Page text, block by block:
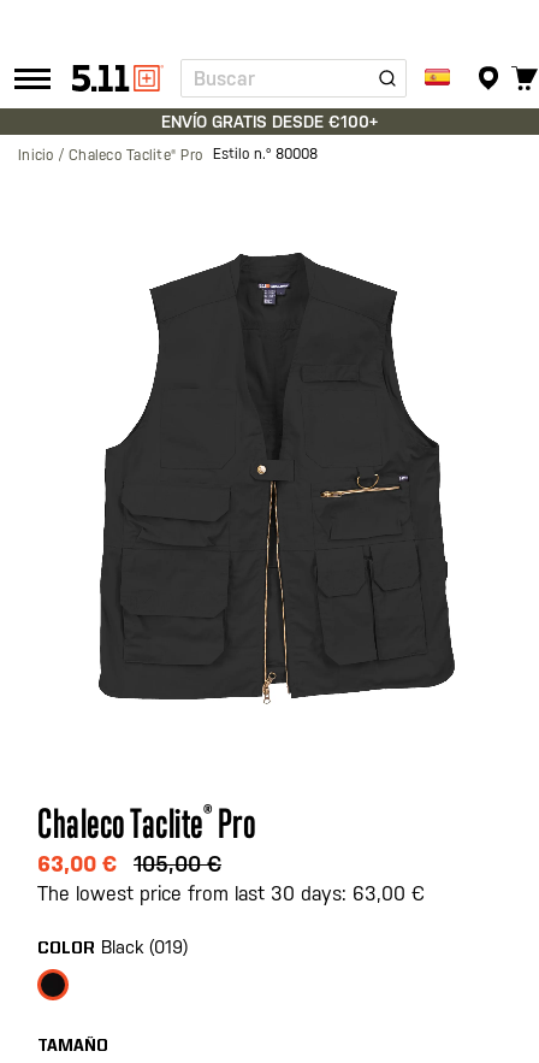
Tactical
Gear
Buscar
ENVÍO GRATIS DESDE €100+
Inicio Chaleco Taclite® Pro Estilo n.º 80008
Saltar
al
comienzo
de
galería
de
imágenes
Chaleco Taclite® Pro
63,00 € 105,00 €
The lowest price from last 30 days: 63,00 €
COLOR Black (019)
TAMAÑO